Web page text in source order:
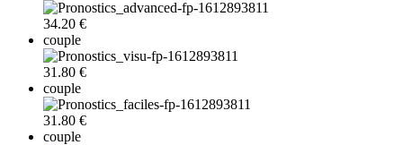
34.20 €
couple
31.80 €
couple
31.80 €
couple